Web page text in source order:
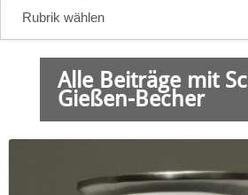
Alle Beiträge mit
Gießen-Becher